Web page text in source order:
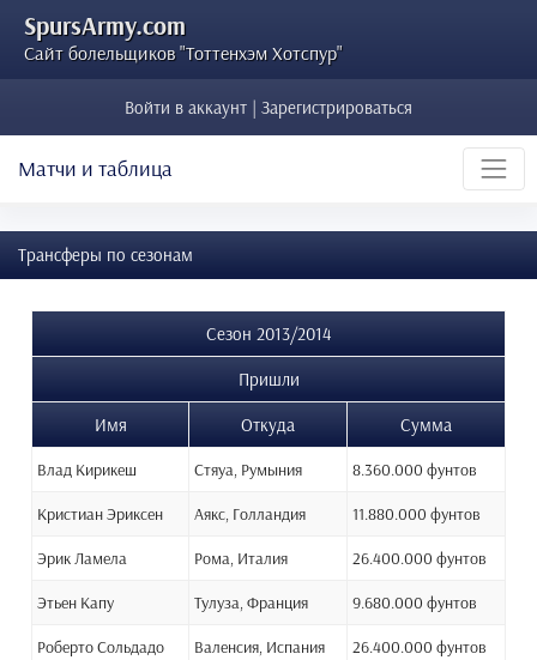
SpursArmy.com
Сайт болельщиков "Тоттенхэм Хотспур"
Войти в аккаунт | Зарегистрироваться
Матчи и таблица
Трансферы по сезонам
Сезон 2013/2014
Пришли
Имя
Откуда Сумма
Влад Кирикеш Стяуа, Румыния 8.360.000 фунтов
Кристиан Эриксен Аякс, Голландия 11.880.000 фунтов
Эрик Ламела Рома, Италия 26.400.000 фунтов
Этьен Капу Тулуза, Франция 9.680.000 фунтов
Роберто Сольдадо Валенсия, Испания 26.400.000 фунтов